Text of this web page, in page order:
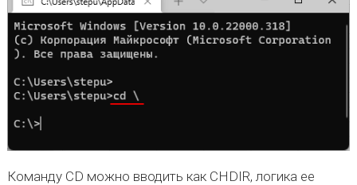
Команду CD можно вводить как СHDIR, логика ее